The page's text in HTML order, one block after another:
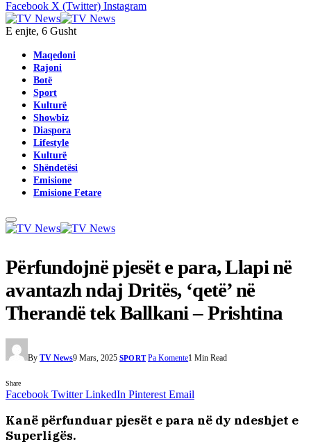
Facebook X (Twitter) Instagram
E enjte, 6 Gusht
Maqedoni
Rajoni
Botë
Sport
Kulturë
Showbiz
Diaspora
Lifestyle
Kulturë
Shëndetësi
Emisione
Emisione Fetare
Përfundojnë pjesët e para, Llapi në
avantazh ndaj Dritës, ‘qetë’ në
Therandë tek Ballkani – Prishtina
By TV News9 Mars, 2025 SPORT Pa Komente1 Min Read
Share
Facebook Twitter LinkedIn Pinterest Email
Kanë përfunduar pjesët e para në dy ndeshjet e
Superligës.